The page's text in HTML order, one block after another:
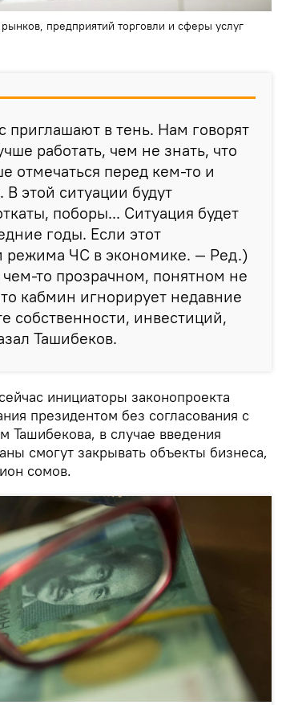
предприятий торговли и сферы услуг
в тень. Нам говорят
работать, чем не знать, что
отмечаться перед кем-то и
В этой ситуации будут
поборы... Ситуация будет
годы. Если этот
режима ЧС в экономике. — Ред.)
чем-то прозрачном, понятном не
кабмин игнорирует недавние
собственности, инвестиций,
Ташибеков.
инициаторы законопроекта
президентом без согласования с
Ташибекова, в случае введения
смогут закрывать объекты бизнеса,
сомов.